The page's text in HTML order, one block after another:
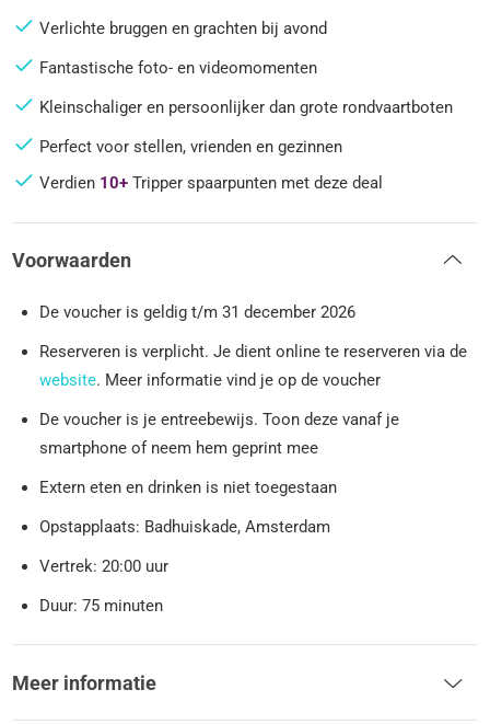
Verlichte bruggen en grachten bij avond
Fantastische foto- en videomomenten
Kleinschaliger en persoonlijker dan grote rondvaartboten
Perfect voor stellen, vrienden en gezinnen
Verdien 10+ Tripper spaarpunten met deze deal
Voorwaarden
De voucher is geldig t/m 31 december 2026
Reserveren is verplicht. Je dient online te reserveren via de
website. Meer informatie vind je op de voucher
De voucher is je entreebewijs. Toon deze vanaf je
smartphone of neem hem geprint mee
Extern eten en drinken is niet toegestaan
Opstapplaats: Badhuiskade, Amsterdam
Vertrek: 20:00 uur
Duur: 75 minuten
Meer informatie